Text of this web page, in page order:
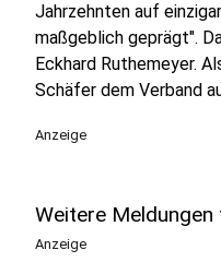
Jahrzehnten auf
maßgeblich geprägt".
Eckhard Ruthemeyer.
Schäfer dem Verband
Anzeige
Weitere
Anzeige